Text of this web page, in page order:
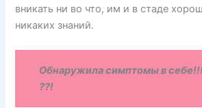
вникать ни во что, им и в стаде
никаких знаний.
Обнаружила симптомы в
??!